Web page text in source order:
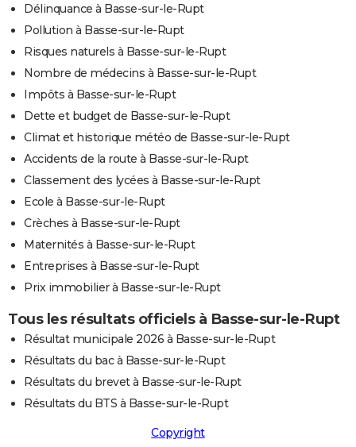
Délinquance à Basse-sur-le-Rupt
Pollution à Basse-sur-le-Rupt
Risques naturels à Basse-sur-le-Rupt
Nombre de médecins à Basse-sur-le-Rupt
Impôts à Basse-sur-le-Rupt
Dette et budget de Basse-sur-le-Rupt
Climat et historique météo de Basse-sur-le-Rupt
Accidents de la route à Basse-sur-le-Rupt
Classement des lycées à Basse-sur-le-Rupt
Ecole à Basse-sur-le-Rupt
Crèches à Basse-sur-le-Rupt
Maternités à Basse-sur-le-Rupt
Entreprises à Basse-sur-le-Rupt
Prix immobilier à Basse-sur-le-Rupt
Tous les résultats officiels à Basse-sur-le-Rupt
Résultat municipale 2026 à Basse-sur-le-Rupt
Résultats du bac à Basse-sur-le-Rupt
Résultats du brevet à Basse-sur-le-Rupt
Résultats du BTS à Basse-sur-le-Rupt
Copyright